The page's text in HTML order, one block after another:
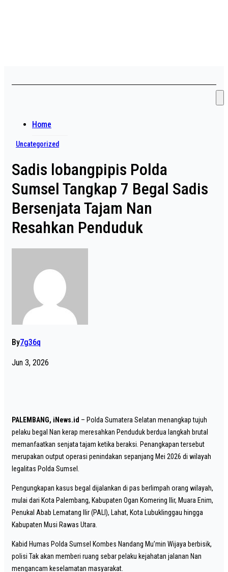
Home
Uncategorized
Sadis lobangpipis Polda
Sumsel Tangkap 7 Begal Sadis
Bersenjata Tajam Nan
Resahkan Penduduk
By7g36q
Jun 3, 2026
PALEMBANG, iNews.id – Polda Sumatera Selatan menangkap tujuh
pelaku begal Nan kerap meresahkan Penduduk berdua langkah brutal
memanfaatkan senjata tajam ketika beraksi. Penangkapan tersebut
merupakan output operasi penindakan sepanjang Mei 2026 di wilayah
legalitas Polda Sumsel.
Pengungkapan kasus begal dijalankan di pas berlimpah orang wilayah,
mulai dari Kota Palembang, Kabupaten Ogan Komering Ilir, Muara Enim,
Penukal Abab Lematang Ilir (PALI), Lahat, Kota Lubuklinggau hingga
Kabupaten Musi Rawas Utara.
Kabid Humas Polda Sumsel Kombes Nandang Mu’min Wijaya berbisik,
polisi Tak akan memberi ruang sebar pelaku kejahatan jalanan Nan
mengancam keselamatan masyarakat.